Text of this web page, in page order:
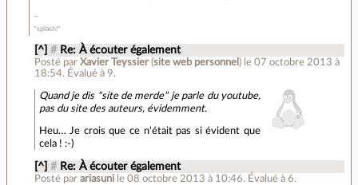
*splash!*
[^] # Re: À écouter également
Posté par Xavier Teyssier(site web personnel ) le 07 octobre 2013 à
18:54. Évalué à 9.
Quand je dis "site de merde" je parle du youtube,
pas du site des auteurs, évidemment.
Heu… Je crois que ce n'était pas si évident que
cela ! :-)
[^] # Re: À écouter également
Posté par ariasuni le 08 octobre 2013 à 10:46. Évalué à 6.